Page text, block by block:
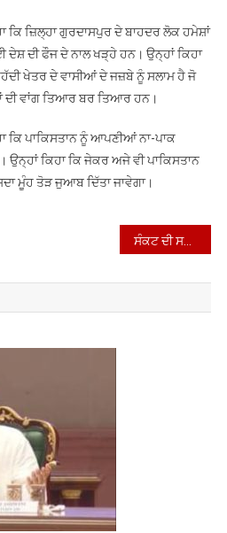
ਕਿ ਜ਼ਿਲ੍ਹਾ ਗੁਰਦਾਸਪੁਰ ਦੇ ਬਾਹਦਰ ਲੋਕ ਹਮੇਸ਼ਾਂ
ਦੇਸ਼ ਦੀ ਫੌਜ ਦੇ ਨਾਲ ਖੜ੍ਹੇ ਹਨ। ਉਨ੍ਹਾਂ ਕਿਹਾ
ਖੇਤਰ ਦੇ ਵਾਸੀਆਂ ਦੇ ਜਜ਼ਬੇ ਨੂੰ ਸਲਾਮ ਹੈ ਜੋ
ਦੀ ਵਾਂਗ ਤਿਆਰ ਬਰ ਤਿਆਰ ਹਨ।
ਕਿ ਪਾਕਿਸਤਾਨ ਨੂੰ ਆਪਣੀਆਂ ਨਾ-ਪਾਕ
ਉਨ੍ਹਾਂ ਕਿਹਾ ਕਿ ਜੇਕਰ ਅਜੇ ਵੀ ਪਾਕਿਸਤਾਨ
ਮੂੰਹ ਤੋੜ ਜੁਆਬ ਦਿੱਤਾ ਜਾਵੇਗਾ।
ਸੰਕਟ ਦੀ ਸਥਿਤੀ ਦੌਰਾਨ ਬਚਾਅ ਬਾਰੇ ਦਿੱਤੀ ਜਾਣਕਾਰੀ